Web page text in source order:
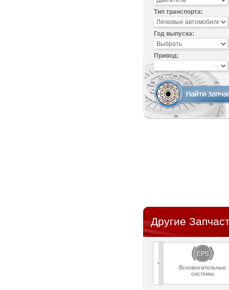
Тип транспорта:
Год выпуска:
Привод:
Другие
Вспомогательные
системы